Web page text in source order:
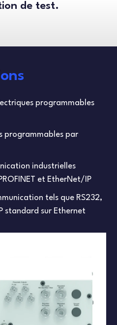
de test.
programmables
programmables par
industrielles
et EtherNet/IP
tels que RS232,
standard sur Ethernet